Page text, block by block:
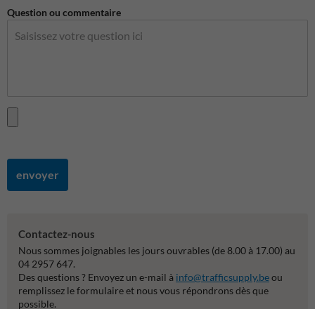
Question ou commentaire
envoyer
Contactez-nous
Nous sommes joignables les jours ouvrables (de 8.00 à 17.00) au
04 2957 647.
Des questions ? Envoyez un e-mail à info@trafficsupply.beou
remplissez le formulaire et nous vous répondrons dès que
possible.